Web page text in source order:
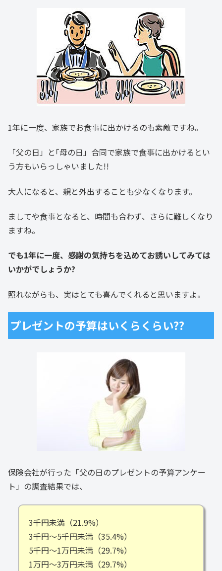
1年に一度、家族でお食事に出かけるのも素敵ですね。
「父の日」と｢母の日」合同で家族で食事に出かけるとい
う方もいらっしゃいました!!
大人になると、親と外出することも少なくなります。
ましてや食事となると、時間も合わず、さらに難しくなり
ますね。
でも1年に一度、感謝の気持ちを込めてお誘いしてみては
いかがでしょうか?
照れながらも、実はとても喜んでくれると思いますよ。
プレゼントの予算はいくらくらい??
保険会社が行った「父の日のプレゼントの予算アンケー
ト」の調査結果では、
3千円未満（21.9%）
3千円～5千円未満（35.4%）
5千円～1万円未満（29.7%）
1万円～3万円未満（29.7%）